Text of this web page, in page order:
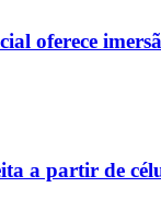
oferece
a partir de